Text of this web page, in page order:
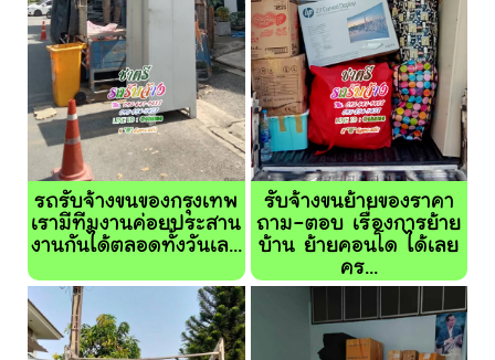
รถรับจ้างขนของกรุงเทพ
เรามีทีมงานค่อยประสาน
งานกันได้ตลอดทั้งวันเล...
รับจ้างขนย้ายของราคา
ถาม-ตอบ เรื่องการย้าย
บ้าน ย้ายคอนโด ได้เลย
คร...